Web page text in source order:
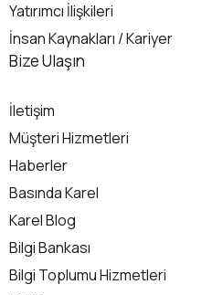
Yatırımcı İlişkileri
İnsan Kaynakları / Kariyer
İletişim
Bize Ulaşın
İletişim
Müşteri Hizmetleri
Haberler
Basında Karel
Karel Blog
Bilgi Bankası
Bilgi Toplumu Hizmetleri